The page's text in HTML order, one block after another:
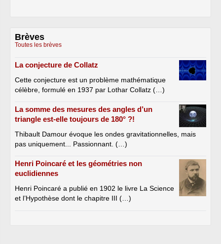
Brèves
Toutes les brèves
La conjecture de Collatz
Cette conjecture est un problème mathématique
célèbre, formulé en 1937 par Lothar Collatz (…)
La somme des mesures des angles d’un
triangle est-elle toujours de 180° ?!
Thibault Damour évoque les ondes gravitationnelles, mais
pas uniquement... Passionnant. (…)
Henri Poincaré et les géométries non
euclidiennes
Henri Poincaré a publié en 1902 le livre La Science
et l’Hypothèse dont le chapitre III (…)